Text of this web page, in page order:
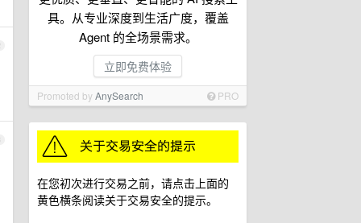
具。从专业深度到生活广度，覆盖
Agent 的全场景需求。
立即免费体验
Promoted byAnySearch PRO
在您初次进行交易之前，请点击上面的
黄色横条阅读关于交易安全的提示。